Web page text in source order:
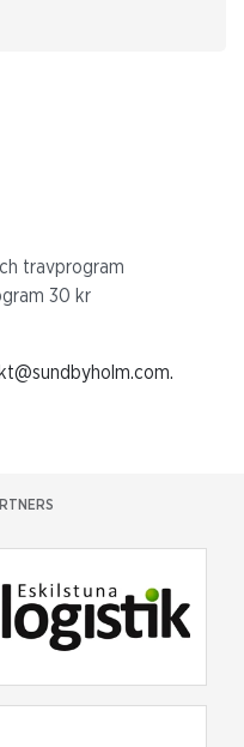
travprogram
30 kr